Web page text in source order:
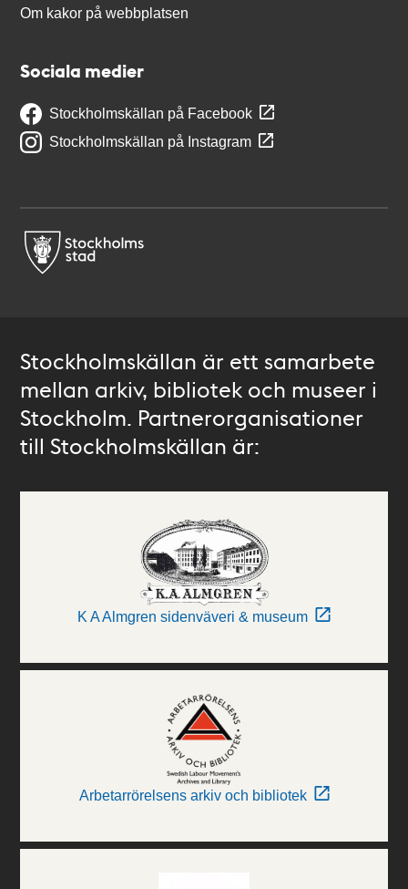
Om kakor på webbplatsen
Sociala medier
Stockholmskällan på Facebook
Stockholmskällan på Instagram
Stockholmskällan är ett samarbete
mellan arkiv, bibliotek och museer i
Stockholm. Partnerorganisationer
till Stockholmskällan är:
K A Almgren sidenväveri & museum
Arbetarrörelsens arkiv och bibliotek